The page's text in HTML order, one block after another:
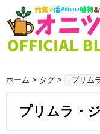
ホーム > タグ > プリム
プリムラ・